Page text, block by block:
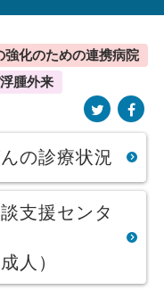
化のための連携病院
腫外来
の診療状況
支援センタ
成人）